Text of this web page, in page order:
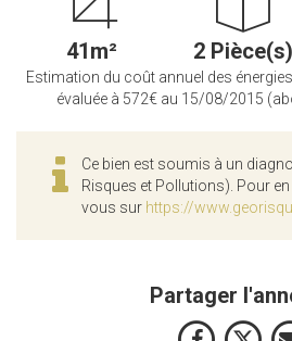
41m² 2 Pièce(s)
Estimation du coût annuel des
évaluée à 572€ au 15/08/2015
Ce bien est soumis à un
Risques et Pollutions). Pour
vous sur https://
Partager